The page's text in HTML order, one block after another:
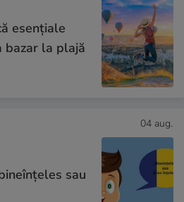
esențiale
bazar la plajă
04 aug.
sau